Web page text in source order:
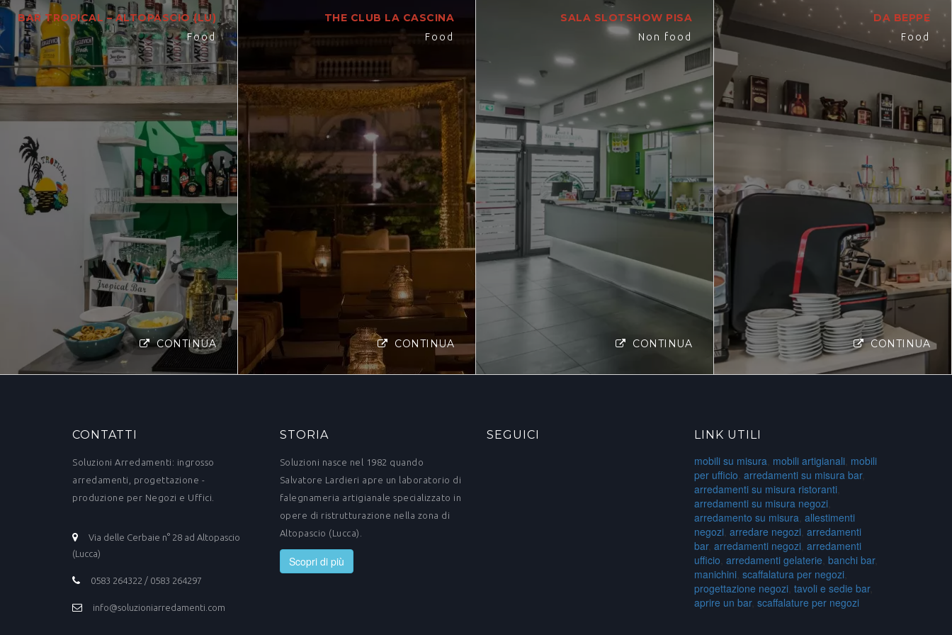
BAR TROPICAL – ALTOPASCIO (LU)
Food
CONTINUA
THE CLUB LA CASCINA
Food
CONTINUA
SALA SLOTSHOW PISA
Non food
CONTINUA
DA BEPPE
Food
CONTINUA
CONTATTI
Soluzioni Arredamenti: ingrosso
arredamenti, progettazione -
produzione per Negozi e Uffici.
Via delle Cerbaie n° 28 ad Altopascio
(Lucca)
0583 264322 / 0583 264297
info@soluzioniarredamenti.com
STORIA
Soluzioni nasce nel 1982 quando
Salvatore Lardieri apre un laboratorio di
falegnameria artigianale specializzato in
opere di ristrutturazione nella zona di
Altopascio (Lucca).
Scopri di più
SEGUICI LINK UTILI
mobili su misura, mobili artigianali, mobili
per ufficio arredamenti su misura bar,
arredamenti su misura ristoranti,
arredamenti su misura negozi,
arredamento su misura, allestimenti
negozi, arredare negozi, arredamenti
bar, arredamenti negozi, arredamenti
ufficio arredamenti gelaterie banchi bar,
manichini, scaffalatura per negozi,
progettazione negozi, tavoli e sedie bar,
aprire un bar, scaffalature per negozi